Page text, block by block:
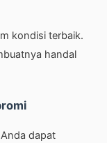
kondisi terbaik.
handal
dapat